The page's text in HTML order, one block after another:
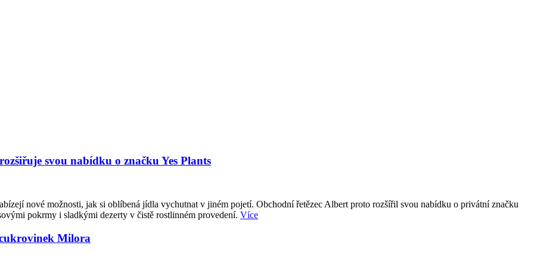
svou nabídku o značku Yes Plants
nové možnosti, jak si oblíbená jídla vychutnat v jiném pojetí. Obchodní řetězec Albert proto rozšířil svou nabídku o privátní značku
pokrmy i sladkými dezerty v čistě rostlinném provedení. Více
Milora